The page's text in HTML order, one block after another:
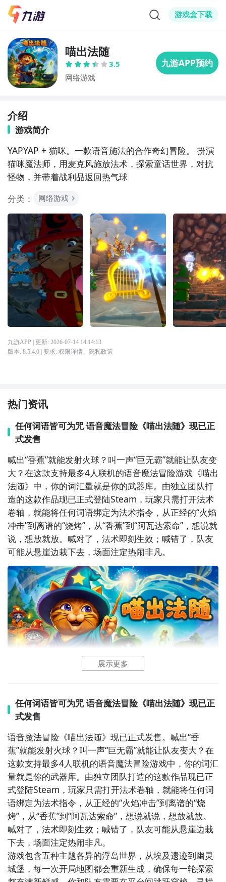
游戏盒下载
喵出法随
3.5
网络游戏
介绍
游戏简介
YAPYAP + 猫咪。一款语音施法的合作奇幻冒险。 扮演
猫咪魔法师，用麦克风施放法术，探索童话世界，对抗
怪物，并带着战利品返回热气球
分类：
网络游戏
九游APP | 更新: 2026-07-14 14:14:13
版本: 8.5.4.0| 要求: 权限详情、 隐私政策
热门资讯
任何词语皆可为咒 语音魔法冒险《喵出法随》现已正
式发售
喊出“香蕉”就能发射火球？叫一声“巨无霸”就能让队友变
大？在这款支持最多4人联机的语音魔法冒险游戏《喵出
法随》中，你的词汇量就是你的武器库。由独立团队打
造的这款作品现已正式登陆Steam，玩家只需打开法术
卷轴，就能将任何词语绑定为法术指令，从正经的“火焰
冲击”到离谱的“烧烤”，从“香蕉”到“阿瓦达索命”，想说就
说，想放就放。喊对了，法术即刻生效；喊错了，队友
可能从悬崖边栽下去，场面注定热闹非凡。
游戏包含五种主题各异的浮岛世界，从埃及遗迹到幽灵
城堡，每一次开局地图都会重新生成，确保每一轮探索
失落乐器，同时躲避陷阱、对抗怪物。如果觉得合作还
不够过瘾，游戏还内置了3v3竞技场模式，你可以带着
自己设定的自定义咒语与其他猫小队一较高下，用声音
决出胜负。
核心特色
自定义语音魔法：将任意词语绑定为法术指令，你的词
汇量就是你的武器库，让“巨无霸”把朋友变大，让“烧
烤”点燃敌人。五种浮岛世界：
程序化生成的地图布局让每一局都与众不同。海量外观
定制： 魔法符号帽饰、猎豹斑点、狮子金毛，多种毛色
展示更多
任何词语皆可为咒 语音魔法冒险《喵出法随》现已正
式发售
语音魔法冒险 《喵出法随》现已正式发售。喊出“香
蕉”就能发射火球？叫一声“巨无霸”就能让队友变大？在
这款支持最多4人联机的语音魔法冒险游戏中，你的词汇
量就是你的武器库。由独立团队打造的这款作品现已正
式登陆Steam，玩家只需打开法术卷轴，就能将任何词
语绑定为法术指令，从正经的“火焰冲击”到离谱的“烧
烤”，从“香蕉”到“阿瓦达索命”，想说就说，想放就放。
喊对了，法术即刻生效；喊错了，队友可能从悬崖边栽
下去，场面注定热闹非凡。
游戏包含五种主题各异的浮岛世界，从埃及遗迹到幽灵
城堡，每一次开局地图都会重新生成，确保每一轮探索